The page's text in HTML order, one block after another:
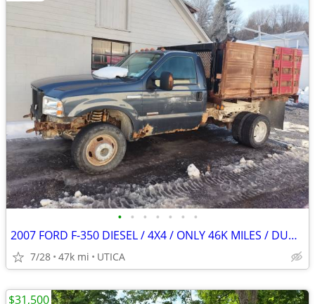
• • • • • • •
2007 FORD F-350 DIESEL / 4X4 / ONLY 46K MILES / DUMP BOX
7/28 47k mi UTICA
$31,500